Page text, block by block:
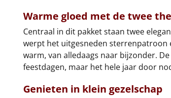
Warme gloed met de twee
Centraal in dit pakket staan twee
werpt het uitgesneden sterrenpatroon
warm, van alledaags naar bijzonder.
feestdagen, maar het hele jaar door
Genieten in klein gezelschap